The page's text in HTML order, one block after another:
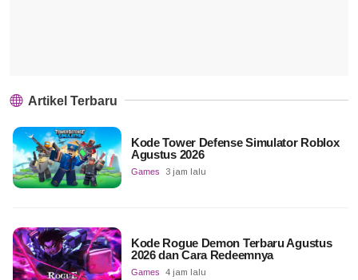
Artikel Terbaru
Kode Tower Defense Simulator Roblox
Agustus 2026
Games 3 jam lalu
Kode Rogue Demon Terbaru Agustus
2026 dan Cara Redeemnya
Games 4 jam lalu